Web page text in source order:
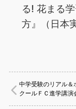
る! 花まる
方』（日本
中学受験のリアル＆
クールＦＣ進学講演